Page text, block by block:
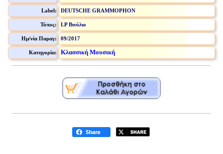
Label: DEUTSCHE GRAMMOPHON
Τύπος: LP Βινύλιο
Ημ/νία Παραγ: 09/2017
Κατηγορία: Κλασσική Μουσική